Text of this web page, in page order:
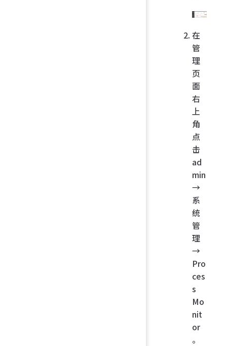
在
管
理
页
面
右
上
角
点
击
ad
min
→
系
统
管
理
→
Pro
ces
s
Mo
nit
or
。